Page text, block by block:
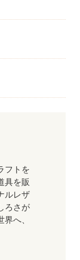
フトを
具を販
ルレザ
ろさが
へ、